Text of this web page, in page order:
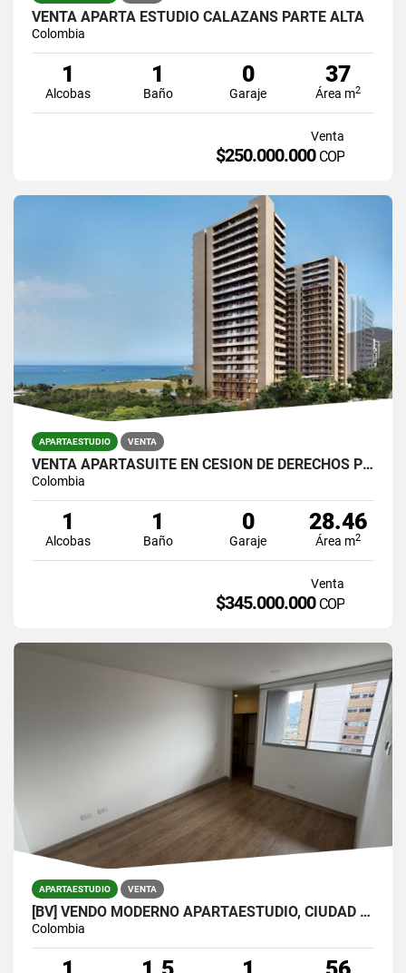
VENTA APARTA ESTUDIO CALAZANS PARTE ALTA
Colombia
1
Alcobas
1
Baño
0
Garaje
37
Área m2
Venta
$250.000.000 COP
APARTAESTUDIO VENTA
VENTA APARTASUITE EN CESIÓN DE DERECHOS PROYECTO DUNNA SANTA MARTA
Colombia
1
Alcobas
1
Baño
0
Garaje
28.46
Área m2
Venta
$345.000.000 COP
APARTAESTUDIO VENTA
[BV] VENDO MODERNO APARTAESTUDIO, CIUDAD DEL RÍO, MEDELLÍN
Colombia